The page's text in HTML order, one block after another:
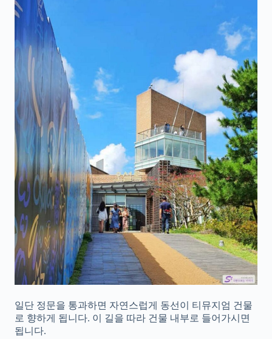
일단 정문을 통과하면 자연스럽게 동선이 티뮤지엄 건물
로 향하게 됩니다. 이 길을 따라 건물 내부로 들어가시면
됩니다.